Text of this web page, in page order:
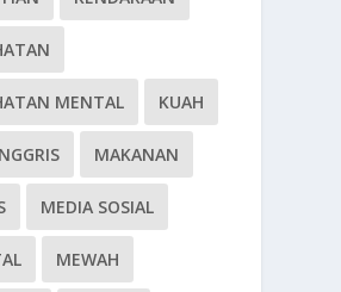
MENTAL KUAH
MAKANAN
MEDIA SOSIAL
MEWAH